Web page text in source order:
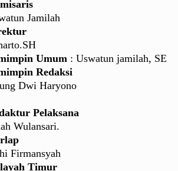
Jamilah
Umum : Uswatun jamilah, SE
Redaksi
Dwi Haryono
Pelaksana
Wulansari.
Firmansyah
Timur